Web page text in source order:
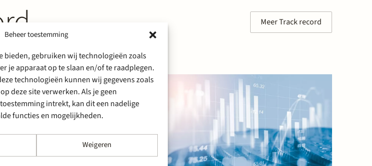
Beheer toestemming
bieden, gebruiken wij technologieën zoals
je apparaat op te slaan en/of te raadplegen.
technologieën kunnen wij gegevens zoals
deze site verwerken. Als je geen
intrekt, kan dit een nadelige
functies en mogelijkheden.
Weigeren
Meer Track record